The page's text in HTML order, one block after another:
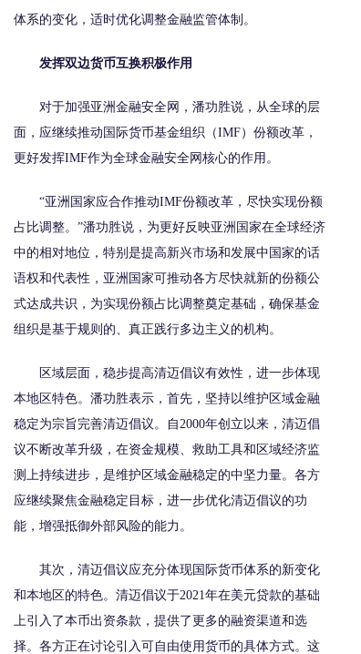
体系的变化，适时优化调整金融监管体制。
发挥双边货币互换积极作用
对于加强亚洲金融安全网，潘功胜说，从全球的层
面，应继续推动国际货币基金组织（IMF）份额改革，
更好发挥IMF作为全球金融安全网核心的作用。
“亚洲国家应合作推动IMF份额改革，尽快实现份额
占比调整。”潘功胜说，为更好反映亚洲国家在全球经济
中的相对地位，特别是提高新兴市场和发展中国家的话
语权和代表性，亚洲国家可推动各方尽快就新的份额公
式达成共识，为实现份额占比调整奠定基础，确保基金
组织是基于规则的、真正践行多边主义的机构。
区域层面，稳步提高清迈倡议有效性，进一步体现
本地区特色。潘功胜表示，首先，坚持以维护区域金融
稳定为宗旨完善清迈倡议。自2000年创立以来，清迈倡
议不断改革升级，在资金规模、救助工具和区域经济监
测上持续进步，是维护区域金融稳定的中坚力量。各方
应继续聚焦金融稳定目标，进一步优化清迈倡议的功
能，增强抵御外部风险的能力。
其次，清迈倡议应充分体现国际货币体系的新变化
和本地区的特色。清迈倡议于2021年在美元贷款的基础
上引入了本币出资条款，提供了更多的融资渠道和选
择。各方正在讨论引入可自由使用货币的具体方式。这